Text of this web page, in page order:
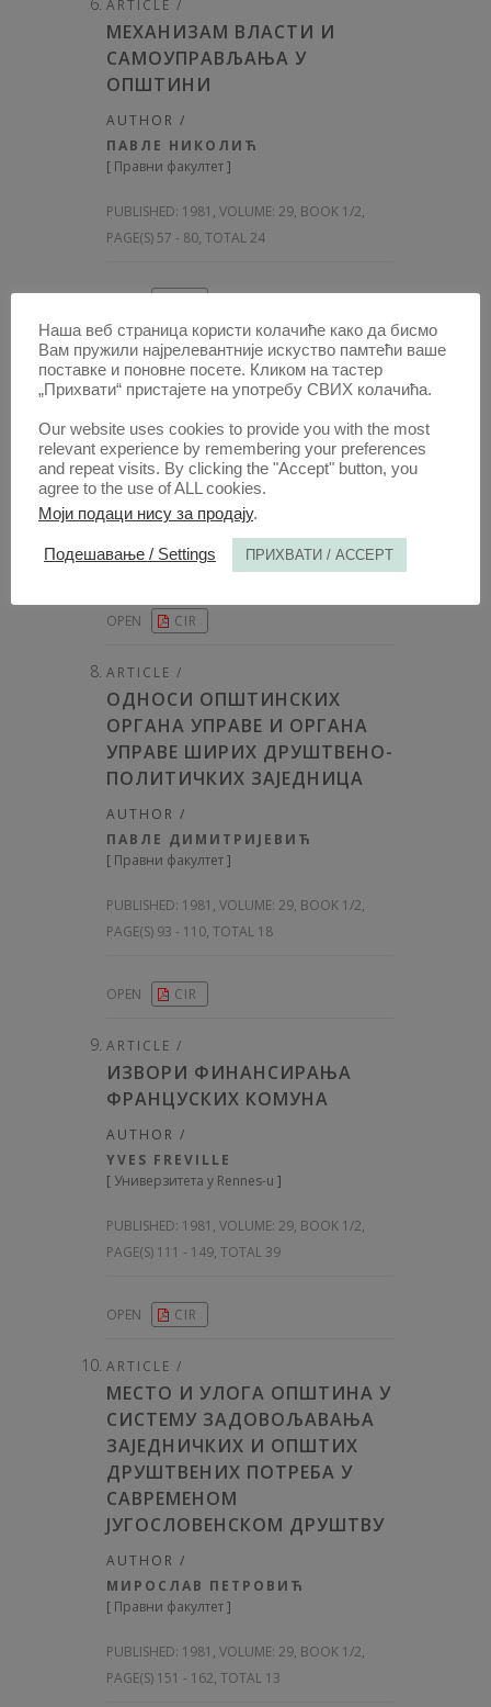
ARTICLE /
МЕХАНИЗАМ ВЛАСТИ И
САМОУПРАВЉАЊА У
ОПШТИНИ
AUTHOR /
ПАВЛЕ НИКОЛИЋ
[ Правни факултет]
PUBLISHED: 1981, VOLUME: 29, BOOK 1/2,
PAGE(S) 57 - 80, TOTAL 24
ARTICLE /
КОНТРОЛА ЛОКАЛНИХ
КОЛЕКТИВИТЕТА
AUTHOR /
JEAN-EMILE VIE
[Привредно-рачунски суд
PAGE(S) 81 - 91, TOTAL 11
OPEN CIR
ARTICLE /
ОДНОСИ ОПШТИНСКИХ
ОРГАНА УПРАВЕ И ОРГАНА
УПРАВЕ ШИРИХ ДРУШТВЕНО-
ПОЛИТИЧКИХ ЗАЈЕДНИЦА
AUTHOR /
ПАВЛЕ ДИМИТРИЈЕВИЋ
[ Правни факултет]
PUBLISHED: 1981, VOLUME: 29, BOOK 1/2,
PAGE(S) 93 - 110, TOTAL 18
OPEN CIR
ARTICLE /
ИЗВОРИ ФИНАНСИРАЊА
ФРАНЦУСКИХ КОМУНА
AUTHOR /
YVES FREVILLE
[ Универзитета у Rennes-u ]
PUBLISHED: 1981, VOLUME: 29, BOOK 1/2,
PAGE(S) 111 - 149, TOTAL 39
OPEN CIR
ARTICLE /
МЕСТО И УЛОГА ОПШТИНА У
СИСТЕМУ ЗАДОВОЉАВАЊА
ЗАЈЕДНИЧКИХ И ОПШТИХ
ДРУШТВЕНИХ ПОТРЕБА У
САВРЕМЕНОМ
ЈУГОСЛОВЕНСКОМ ДРУШТВУ
AUTHOR /
МИРОСЛАВ ПЕТРОВИЋ
[ Правни факултет]
PUBLISHED: 1981, VOLUME: 29, BOOK 1/2,
PAGE(S) 151 - 162, TOTAL 13
Наша веб страница користи колачиће како да бисмо
Вам пружили најрелевантније искуство памтећи ваше
поставке и поновне посете. Кликом на тастер
„Прихвати“ пристајете на употребу СВИХ колачића.
Our website uses cookies to provide you with the most
relevant experience by remembering your preferences
and repeat visits. By clicking the "Accept" button, you
agree to the use of ALL cookies.
Моји подаци нису за продају.
Подешавање / Settings ПРИХВАТИ / ACCEPT